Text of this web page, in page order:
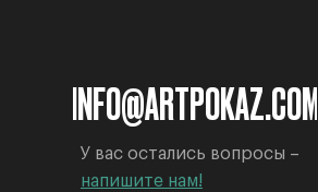
INFO@ARTPOKAZ.COM
У вас остались вопросы –
напишите нам!